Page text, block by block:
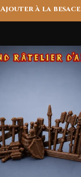
Ajouter à la besace